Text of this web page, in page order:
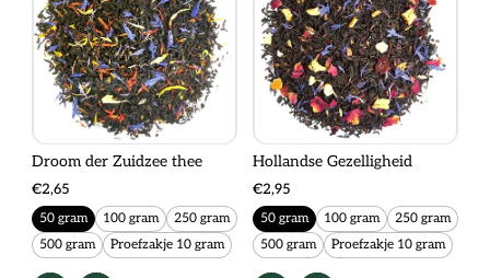
Droom der Zuidzee thee
€2,65
50 gram 100 gram
250 gram
500 gram
Proefzakje 10 gram
Hollandse Gezelligheid
€2,95
50 gram 100 gram
250 gram
500 gram
Proefzakje 10 gram